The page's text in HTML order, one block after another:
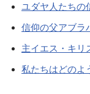
ユダヤ人たちの
信仰の父アブラ
主イエス・キリ
私たちはどのよ